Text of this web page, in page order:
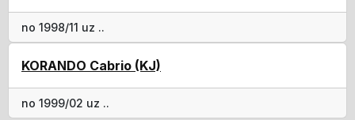
no 1998/11 uz ..
KORANDO Cabrio (KJ)
no 1999/02 uz ..